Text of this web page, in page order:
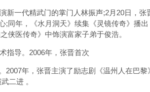
一代精武门的掌门人林振声;2月20日，张
;同年，《水月洞天》续集《灵镜传奇》播
侠医传奇》中饰演富家子弟于俊浩。
导。2006年，张晋首次
年，张晋主演了励志剧《温州人在巴黎
二进 。